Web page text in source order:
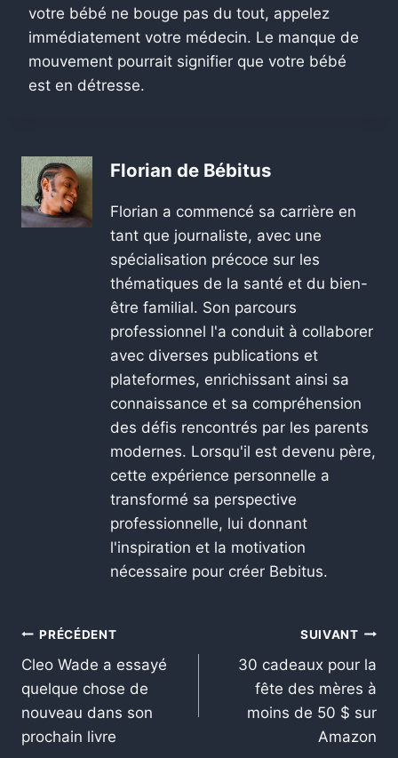
votre bébé ne bouge pas du tout, appelez
immédiatement votre médecin. Le manque de
mouvement pourrait signifier que votre bébé
est en détresse.
Florian de Bébitus
Florian a commencé sa carrière en
tant que journaliste, avec une
spécialisation précoce sur les
thématiques de la santé et du bien-
être familial. Son parcours
professionnel l'a conduit à collaborer
avec diverses publications et
plateformes, enrichissant ainsi sa
connaissance et sa compréhension
des défis rencontrés par les parents
modernes. Lorsqu'il est devenu père,
cette expérience personnelle a
transformé sa perspective
professionnelle, lui donnant
l'inspiration et la motivation
nécessaire pour créer Bebitus.
PRÉCÉDENT
Cleo Wade a essayé
quelque chose de
nouveau dans son
prochain livre
SUIVANT
30 cadeaux pour la
fête des mères à
moins de 50 $ sur
Amazon